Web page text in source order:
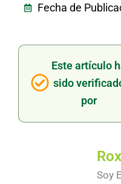
Fecha de
Este artículo
sido
por
Soy